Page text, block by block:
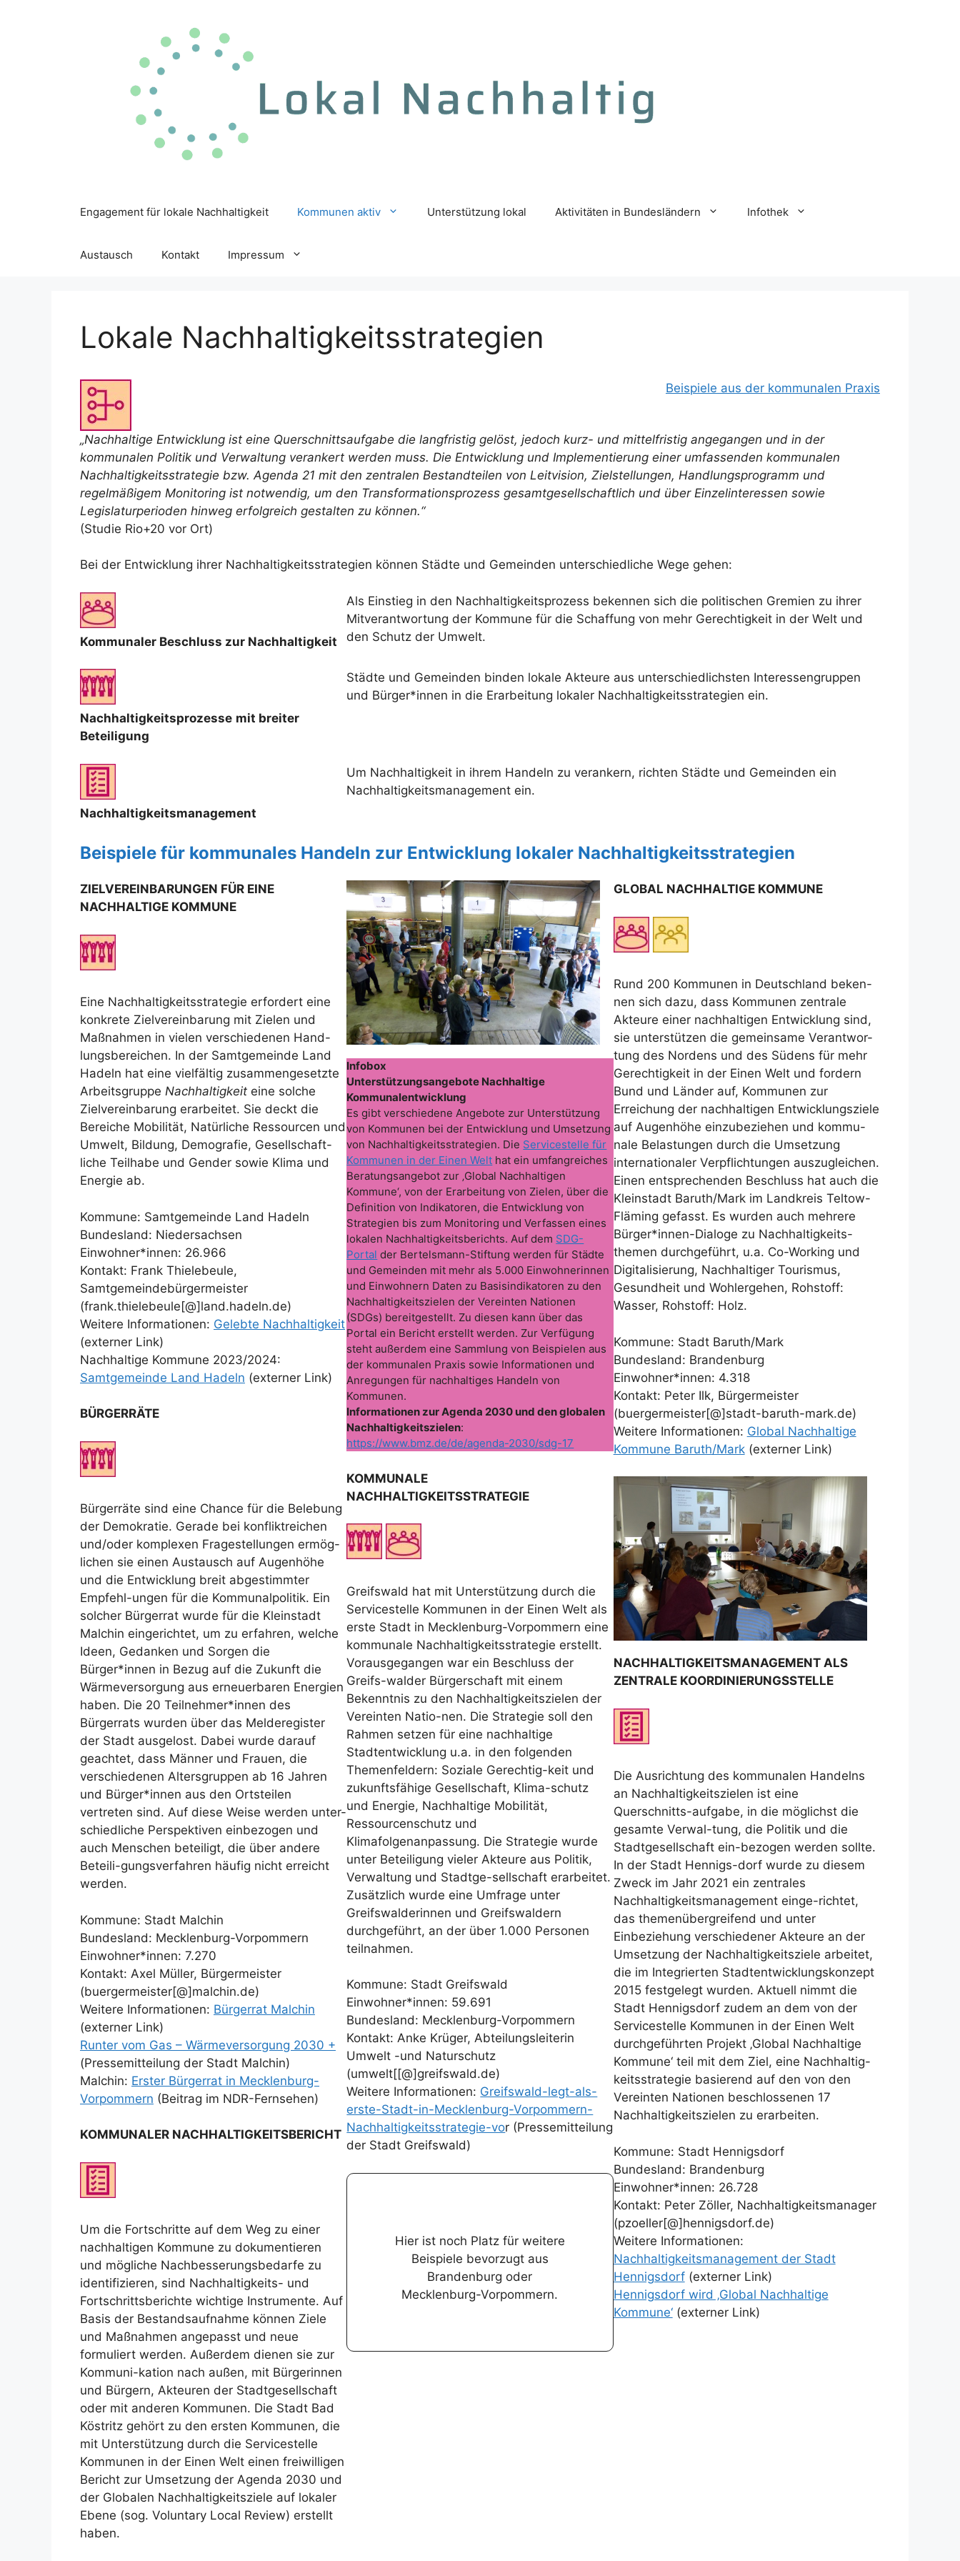
Engagement für lokale Nachhaltigkeit Kommunen aktiv Unterstützung lokal Aktivitäten in Bundesländern Infothek
Austausch Kontakt Impressum
Lokale Nachhaltigkeitsstrategien
Beispiele aus der kommunalen Praxis
„Nachhaltige Entwicklung ist eine Querschnittsaufgabe die langfristig gelöst, jedoch kurz- und mittelfristig angegangen und in der
kommunalen Politik und Verwaltung verankert werden muss. Die Entwicklung und Implementierung einer umfassenden kommunalen
Nachhaltigkeitsstrategie bzw. Agenda 21 mit den zentralen Bestandteilen von Leitvision, Zielstellungen, Handlungsprogramm und
regelmäßigem Monitoring ist notwendig, um den Transformationsprozess gesamtgesellschaftlich und über Einzelinteressen sowie
Legislaturperioden hinweg erfolgreich gestalten zu können.“
(Studie Rio+20 vor Ort)
Bei der Entwicklung ihrer Nachhaltigkeitsstrategien können Städte und Gemeinden unterschiedliche Wege gehen:
Kommunaler Beschluss zur Nachhaltigkeit
Als Einstieg in den Nachhaltigkeitsprozess bekennen sich die politischen Gremien zu ihrer
Mitverantwortung der Kommune für die Schaffung von mehr Gerechtigkeit in der Welt und
den Schutz der Umwelt.
Nachhaltigkeitsprozesse mit breiter
Beteiligung
Städte und Gemeinden binden lokale Akteure aus unterschiedlichsten Interessengruppen
und Bürger*innen in die Erarbeitung lokaler Nachhaltigkeitsstrategien ein.
Nachhaltigkeitsmanagement
Um Nachhaltigkeit in ihrem Handeln zu verankern, richten Städte und Gemeinden ein
Nachhaltigkeitsmanagement ein.
Beispiele für kommunales Handeln zur Entwicklung lokaler Nachhaltigkeitsstrategien
ZIELVEREINBARUNGEN FÜR EINE
NACHHALTIGE KOMMUNE
Eine Nachhaltigkeitsstrategie erfordert eine
konkrete Zielvereinbarung mit Zielen und
Maßnahmen in vielen verschiedenen Hand-
lungsbereichen. In der Samtgemeinde Land
Hadeln hat eine vielfältig zusammengesetzte
Arbeitsgruppe Nachhaltigkeit eine solche
Zielvereinbarung erarbeitet. Sie deckt die
Bereiche Mobilität, Natürliche Ressourcen und
Umwelt, Bildung, Demografie, Gesellschaft-
liche Teilhabe und Gender sowie Klima und
Energie ab.
Kommune: Samtgemeinde Land Hadeln
Bundesland: Niedersachsen
Einwohner*innen: 26.966
Kontakt: Frank Thielebeule,
Samtgemeindebürgermeister
(frank.thielebeule[@]land.hadeln.de)
Weitere Informationen: Gelebte Nachhaltigkeit
(externer Link)
Nachhaltige Kommune 2023/2024:
Samtgemeinde Land Hadeln (externer Link)
BÜRGERRÄTE
Bürgerräte sind eine Chance für die Belebung
der Demokratie. Gerade bei konfliktreichen
und/oder komplexen Fragestellungen ermög-
lichen sie einen Austausch auf Augenhöhe
und die Entwicklung breit abgestimmter
Empfehl-ungen für die Kommunalpolitik. Ein
solcher Bürgerrat wurde für die Kleinstadt
Malchin eingerichtet, um zu erfahren, welche
Ideen, Gedanken und Sorgen die
Bürger*innen in Bezug auf die Zukunft die
Wärmeversorgung aus erneuerbaren Energien
haben. Die 20 Teilnehmer*innen des
Bürgerrats wurden über das Melderegister
der Stadt ausgelost. Dabei wurde darauf
geachtet, dass Männer und Frauen, die
verschiedenen Altersgruppen ab 16 Jahren
und Bürger*innen aus den Ortsteilen
vertreten sind. Auf diese Weise werden unter-
schiedliche Perspektiven einbezogen und
auch Menschen beteiligt, die über andere
Beteili-gungsverfahren häufig nicht erreicht
werden.
Kommune: Stadt Malchin
Bundesland: Mecklenburg-Vorpommern
Einwohner*innen: 7.270
Kontakt: Axel Müller, Bürgermeister
(buergermeister[@]malchin.de)
Weitere Informationen: Bürgerrat Malchin
(externer Link)
Runter vom Gas – Wärmeversorgung 2030 +
(Pressemitteilung der Stadt Malchin)
Malchin: Erster Bürgerrat in Mecklenburg-
Vorpommern (Beitrag im NDR-Fernsehen)
KOMMUNALER NACHHALTIGKEITSBERICHT
Um die Fortschritte auf dem Weg zu einer
nachhaltigen Kommune zu dokumentieren
und mögliche Nachbesserungsbedarfe zu
identifizieren, sind Nachhaltigkeits- und
Fortschrittsberichte wichtige Instrumente. Auf
Basis der Bestandsaufnahme können Ziele
und Maßnahmen angepasst und neue
formuliert werden. Außerdem dienen sie zur
Kommuni-kation nach außen, mit Bürgerinnen
und Bürgern, Akteuren der Stadtgesellschaft
oder mit anderen Kommunen. Die Stadt Bad
Köstritz gehört zu den ersten Kommunen, die
mit Unterstützung durch die Servicestelle
Kommunen in der Einen Welt einen freiwilligen
Bericht zur Umsetzung der Agenda 2030 und
der Globalen Nachhaltigkeitsziele auf lokaler
Ebene (sog. Voluntary Local Review) erstellt
haben.
Infobox
Unterstützungsangebote Nachhaltige
Kommunalentwicklung
Es gibt verschiedene Angebote zur Unterstützung
von Kommunen bei der Entwicklung und Umsetzung
von Nachhaltigkeitsstrategien. Die Servicestelle für
Kommunen in der Einen Welt hat ein umfangreiches
Beratungsangebot zur ‚Global Nachhaltigen
Kommune‘, von der Erarbeitung von Zielen, über die
Definition von Indikatoren, die Entwicklung von
Strategien bis zum Monitoring und Verfassen eines
lokalen Nachhaltigkeitsberichts. Auf dem SDG-
Portal der Bertelsmann-Stiftung werden für Städte
und Gemeinden mit mehr als 5.000 Einwohnerinnen
und Einwohnern Daten zu Basisindikatoren zu den
Nachhaltigkeitszielen der Vereinten Nationen
(SDGs) bereitgestellt. Zu diesen kann über das
Portal ein Bericht erstellt werden. Zur Verfügung
steht außerdem eine Sammlung von Beispielen aus
der kommunalen Praxis sowie Informationen und
Anregungen für nachhaltiges Handeln von
Kommunen.
Informationen zur Agenda 2030 und den globalen
Nachhaltigkeitszielen:
https://www.bmz.de/de/agenda-2030/sdg-17
KOMMUNALE
NACHHALTIGKEITSSTRATEGIE
Greifswald hat mit Unterstützung durch die
Servicestelle Kommunen in der Einen Welt als
erste Stadt in Mecklenburg-Vorpommern eine
kommunale Nachhaltigkeitsstrategie erstellt.
Vorausgegangen war ein Beschluss der
Greifs-walder Bürgerschaft mit einem
Bekenntnis zu den Nachhaltigkeitszielen der
Vereinten Natio-nen. Die Strategie soll den
Rahmen setzen für eine nachhaltige
Stadtentwicklung u.a. in den folgenden
Themenfeldern: Soziale Gerechtig-keit und
zukunftsfähige Gesellschaft, Klima-schutz
und Energie, Nachhaltige Mobilität,
Ressourcenschutz und
Klimafolgenanpassung. Die Strategie wurde
unter Beteiligung vieler Akteure aus Politik,
Verwaltung und Stadtge-sellschaft erarbeitet.
Zusätzlich wurde eine Umfrage unter
Greifswalderinnen und Greifswaldern
durchgeführt, an der über 1.000 Personen
teilnahmen.
Kommune: Stadt Greifswald
Einwohner*innen: 59.691
Bundesland: Mecklenburg-Vorpommern
Kontakt: Anke Krüger, Abteilungsleiterin
Umwelt -und Naturschutz
(umwelt[[@]greifswald.de)
Weitere Informationen: Greifswald-legt-als-
erste-Stadt-in-Mecklenburg-Vorpommern-
Nachhaltigkeitsstrategie-vor (Pressemitteilung
der Stadt Greifswald)
Hier ist noch Platz für weitere
Beispiele bevorzugt aus
Brandenburg oder
Mecklenburg-Vorpommern.
lokaler
Nachhaltigkeitsstrategien
kennen, schicken Sie uns bitte
einen kurzen Hinweis:
GLOBAL NACHHALTIGE KOMMUNE
Rund 200 Kommunen in Deutschland beken-
nen sich dazu, dass Kommunen zentrale
Akteure einer nachhaltigen Entwicklung sind,
sie unterstützen die gemeinsame Verantwor-
tung des Nordens und des Südens für mehr
Gerechtigkeit in der Einen Welt und fordern
Bund und Länder auf, Kommunen zur
Erreichung der nachhaltigen Entwicklungsziele
auf Augenhöhe einzubeziehen und kommu-
nale Belastungen durch die Umsetzung
internationaler Verpflichtungen auszugleichen.
Einen entsprechenden Beschluss hat auch die
Kleinstadt Baruth/Mark im Landkreis Teltow-
Fläming gefasst. Es wurden auch mehrere
Bürger*innen-Dialoge zu Nachhaltigkeits-
themen durchgeführt, u.a. Co-Working und
Digitalisierung, Nachhaltiger Tourismus,
Gesundheit und Wohlergehen, Rohstoff:
Wasser, Rohstoff: Holz.
Kommune: Stadt Baruth/Mark
Bundesland: Brandenburg
Einwohner*innen: 4.318
Kontakt: Peter Ilk, Bürgermeister
(buergermeister[@]stadt-baruth-mark.de)
Weitere Informationen: Global Nachhaltige
Kommune Baruth/Mark(externer Link)
NACHHALTIGKEITSMANAGEMENT ALS
ZENTRALE KOORDINIERUNGSSTELLE
Die Ausrichtung des kommunalen Handelns
an Nachhaltigkeitszielen ist eine
Querschnitts-aufgabe, in die möglichst die
gesamte Verwal-tung, die Politik und die
Stadtgesellschaft ein-bezogen werden sollte.
In der Stadt Hennigs-dorf wurde zu diesem
Zweck im Jahr 2021 ein zentrales
Nachhaltigkeitsmanagement einge-richtet,
das themenübergreifend und unter
Einbeziehung verschiedener Akteure an der
Umsetzung der Nachhaltigkeitsziele arbeitet,
die im Integrierten Stadtentwicklungskonzept
2015 festgelegt wurden. Aktuell nimmt die
Stadt Hennigsdorf zudem an dem von der
Servicestelle Kommunen in der Einen Welt
durchgeführten Projekt ‚Global Nachhaltige
Kommune‘ teil mit dem Ziel, eine Nachhaltig-
keitsstrategie basierend auf den von den
Vereinten Nationen beschlossenen 17
Nachhaltigkeitszielen zu erarbeiten.
Kommune: Stadt Hennigsdorf
Bundesland: Brandenburg
Einwohner*innen: 26.728
Kontakt: Peter Zöller, Nachhaltigkeitsmanager
(pzoeller[@]hennigsdorf.de)
Weitere Informationen:
Nachhaltigkeitsmanagement der Stadt
Hennigsdorf(externer Link)
Hennigsdorf wird ‚Global Nachhaltige
Kommune‘(externer Link)